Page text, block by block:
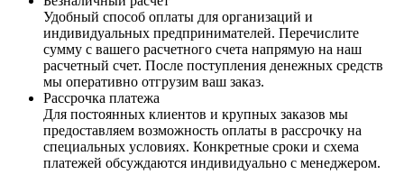
Удобный способ оплаты для организаций и
индивидуальных предпринимателей. Перечислите
сумму с вашего расчетного счета напрямую на наш
расчетный счет. После поступления денежных средств
мы оперативно отгрузим ваш заказ.
Рассрочка платежа
Для постоянных клиентов и крупных заказов мы
предоставляем возможность оплаты в рассрочку на
специальных условиях. Конкретные сроки и схема
платежей обсуждаются индивидуально с менеджером.